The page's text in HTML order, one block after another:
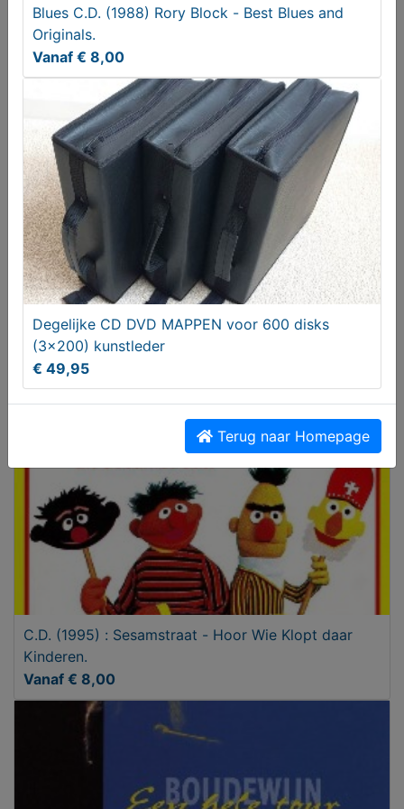
2 Ramshorn Singles : Night People - Again / Re-mix
Vanaf € 3,00
CSI Miami Seizoen 1 (DVD box)
€ 7,95
C.D. (1995) : Sesamstraat - Hoor Wie Klopt daar
Kinderen.
Vanaf € 8,00
Blues C.D. (1988) Rory Block - Best Blues and
Originals.
Vanaf € 8,00
Degelijke CD DVD MAPPEN voor 600 disks
(3x200) kunstleder
€ 49,95
Terug naar Homepage